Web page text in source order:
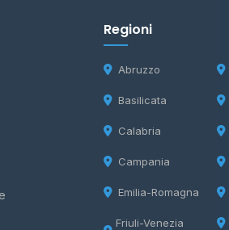
Regioni
Abruzzo
Basilicata
Calabria
Campania
Emilia-Romagna
Friuli-Venezia